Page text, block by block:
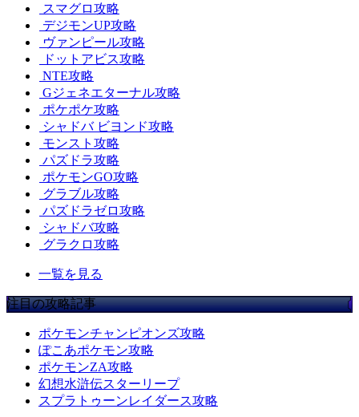
スマグロ攻略
デジモンUP攻略
ヴァンピール攻略
ドットアビス攻略
NTE攻略
Gジェネエターナル攻略
ポケポケ攻略
シャドバ ビヨンド攻略
モンスト攻略
パズドラ攻略
ポケモンGO攻略
グラブル攻略
パズドラゼロ攻略
シャドバ攻略
グラクロ攻略
一覧を見る
注目の攻略記事
ポケモンチャンピオンズ攻略
ぽこあポケモン攻略
ポケモンZA攻略
幻想水滸伝スターリープ
スプラトゥーンレイダース攻略